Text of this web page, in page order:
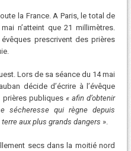
la France. A Paris, le total de
n’atteint que 21 millimètres.
prescrivent des prières
Lors de sa séance du 14 mai
décide d’écrire à l’évêque
prières publiques « afin d’obtenir
sécheresse qui règne depuis
aux plus grands dangers ».
secs dans la moitié nord